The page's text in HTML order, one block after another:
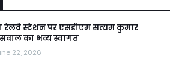
रेलवे स्टेशन पर एसडीएम सत्यम कुमार
का भव्य स्वागत
22, 2026